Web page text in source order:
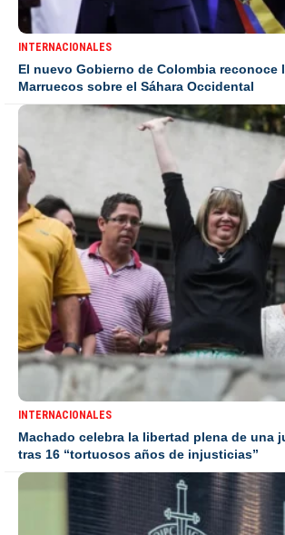
INTERNACIONALES
El nuevo Gobierno de Colombia reconoce
Marruecos sobre el Sáhara Occidental
INTERNACIONALES
Machado celebra la libertad plena de una
tras 16 “tortuosos años de injusticias”